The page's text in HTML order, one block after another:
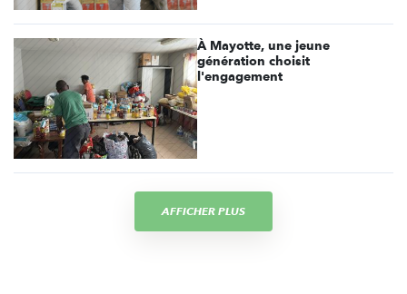
À Mayotte, une jeune
génération choisit
l'engagement
AFFICHER PLUS